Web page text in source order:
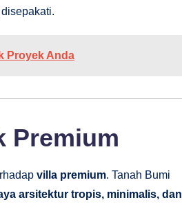
Proyek Anda
Premium
villa premium. Tanah Bumi
arsitektur tropis, minimalis, dan